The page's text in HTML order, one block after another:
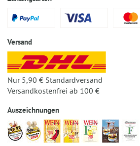
Versand
Nur 5,90 € Standardversand
Versandkostenfrei ab 100 €
Auszeichnungen